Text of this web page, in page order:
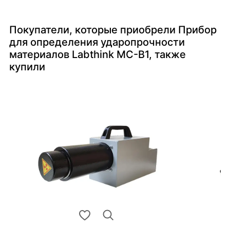
Покупатели, которые приобрели Прибор
для определения ударопрочности
материалов Labthink MC-B1, также
купили